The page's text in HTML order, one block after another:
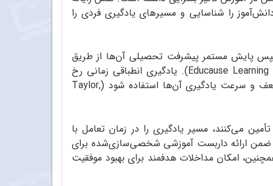
را شناسایی و مسیرهای یادگیری فردی را
و سپس پایش مستمر پیشرفت تحصیلی آن‌ها از طریق
به‌کارگیری الگوریتم‌های یادگیری، امکان یادگیری شخصی‌سازی‌شده در ابعاد گسترده را فراهم می‌آورد (Educause Learning Initiative, 2017). یادگیری انطباقی زمانی رخ
می‌دهد که از ابزارها و دستگاه‌های دیجیتال برای ایجاد مسیرهای یادگیری فردی دانش‌آموزان، براساس نقاط قوت، ضعف و سرعت یادگیری آن‌ها استفاده شود (Taylor,
می‌کنند، مسیر یادگیری را در زمان تعامل با
ضمن ارائه داربست آموزشی شخصی‌سازی‌شده برای
امکان مداخلات هدفمند برای بهبود موفقیت